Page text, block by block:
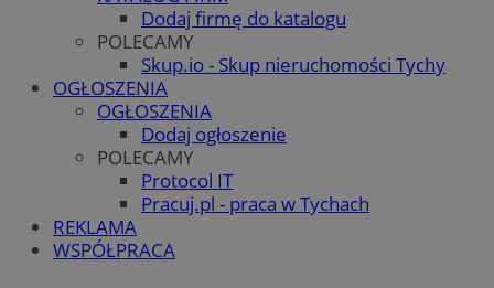
Dodaj firmę do katalogu
POLECAMY
Skup.io - Skup nieruchomości Tychy
OGŁOSZENIA
OGŁOSZENIA
Dodaj ogłoszenie
POLECAMY
Protocol IT
Pracuj.pl - praca w Tychach
REKLAMA
WSPÓŁPRACA